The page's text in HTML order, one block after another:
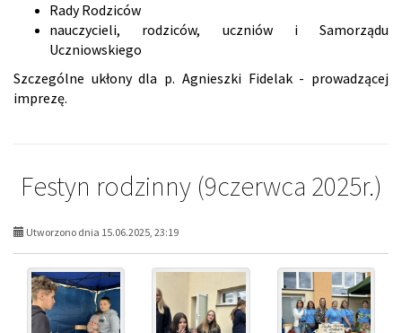
Rady Rodziców
nauczycieli, rodziców, uczniów i Samorządu
Uczniowskiego
​Szczególne ukłony dla p. Agnieszki Fidelak - prowadzącej
imprezę.
Festyn rodzinny (9czerwca 2025r.)
Utworzono dnia 15.06.2025, 23:19